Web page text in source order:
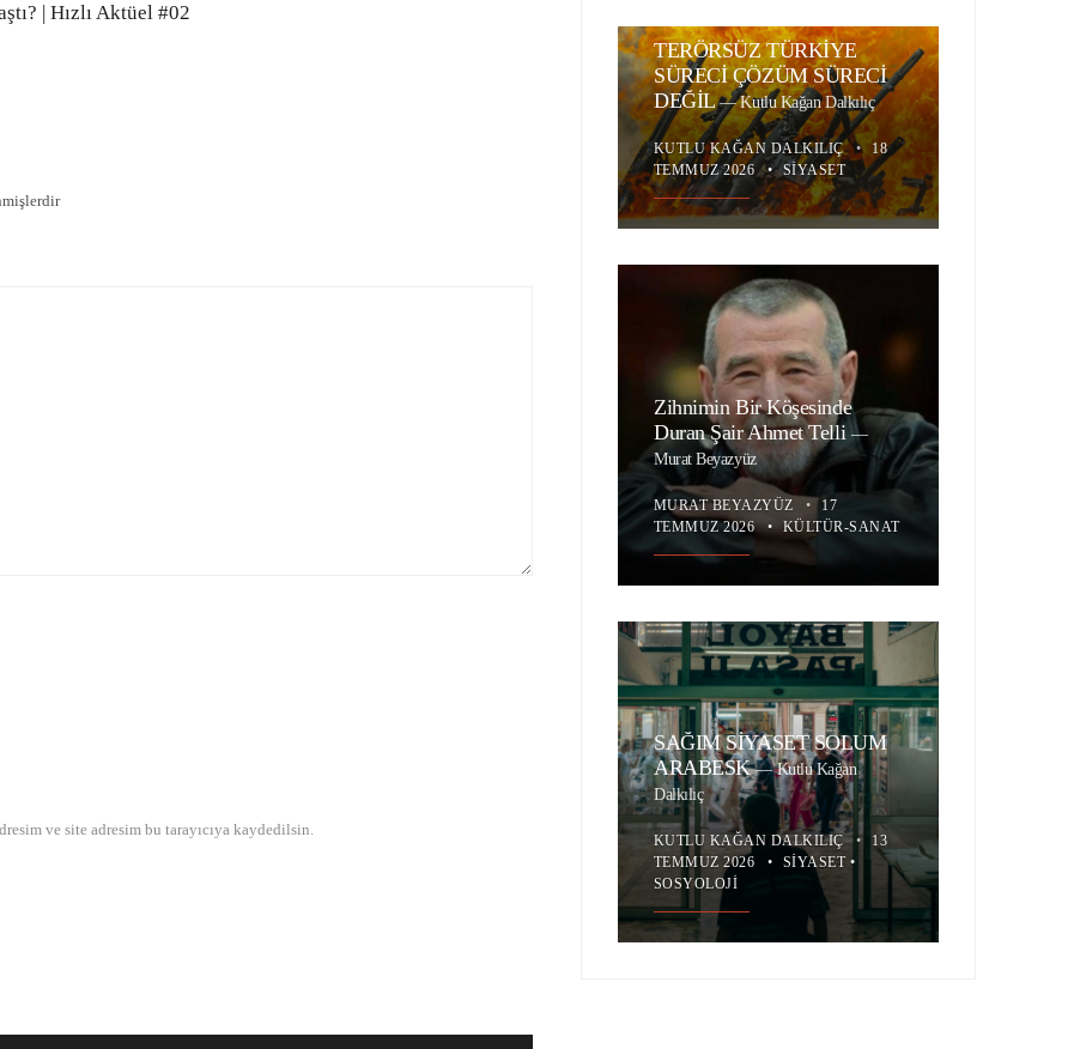
| Hızlı Aktüel #02
ve site adresim bu tarayıcıya kaydedilsin.
TERÖRSÜZ TÜRKİYE
SÜRECİ ÇÖZÜM SÜRECİ
DEĞİL—Kutlu Kağan Dalkılıç
KUTLU KAĞAN DALKILIÇ • 18
TEMMUZ 2026 • SIYASET
Zihnimin Bir Köşesinde
Duran Şair Ahmet Telli —
Murat Beyazyüz
MURAT BEYAZYÜZ •
17
TEMMUZ 2026 • KÜLTÜR-SANAT
SAĞIM SİYASET SOLUM
ARABESK—Kutlu Kağan
Dalkılıç
KUTLU KAĞAN DALKILIÇ •
13
TEMMUZ 2026
• SIYASET•
SOSYOLOJI